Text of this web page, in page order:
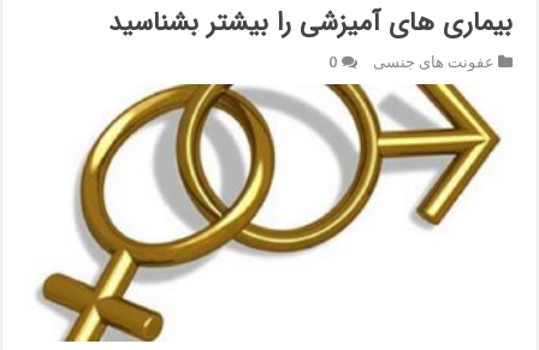
بیماری های آمیزشی را بیشتر بشناسید
عفونت های جنسی 0